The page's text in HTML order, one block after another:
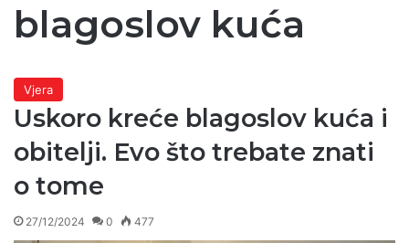
blagoslov kuća
Vjera
Uskoro kreće blagoslov kuća i
obitelji. Evo što trebate znati
o tome
27/12/2024 0 477